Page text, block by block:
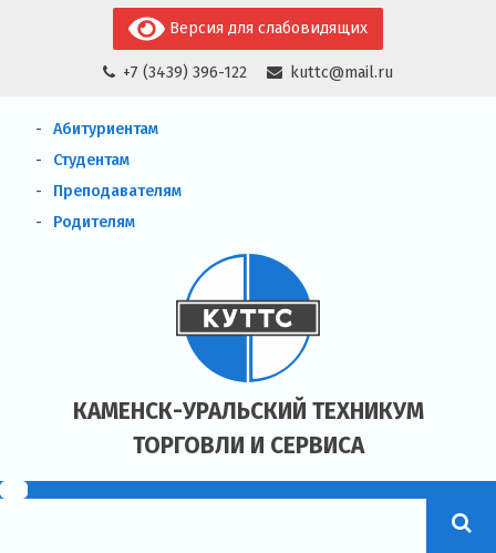
+7 (3439) 396-122 kuttc@mail.ru
Версия для слабовидящих
КАМЕНСК-УРАЛЬСКИЙ ТЕХНИКУМ
ТОРГОВЛИ И СЕРВИСА
Абитуриентам
Студентам
Преподавателям
Родителям